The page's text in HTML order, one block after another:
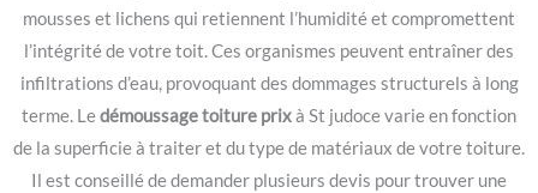
mousses et lichens qui retiennent l’humidité et compromettent
l’intégrité de votre toit. Ces organismes peuvent entraîner des
infiltrations d’eau, provoquant des dommages structurels à long
terme. Ledémoussage toiture prixà St judoce varie en fonction
de la superficie à traiter et du type de matériaux de votre toiture.
Il est conseillé de demander plusieurs devis pour trouver une